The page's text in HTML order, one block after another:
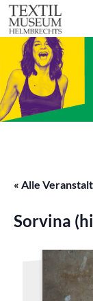
« Alle
Sorvina